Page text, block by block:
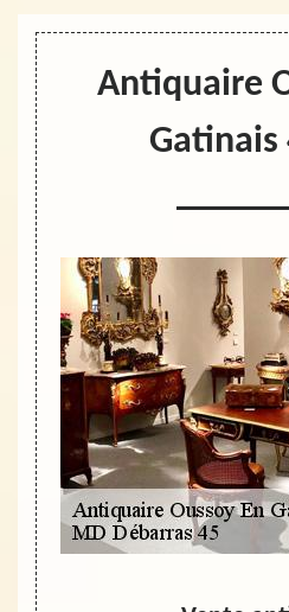
Antiquaire
Gatinais